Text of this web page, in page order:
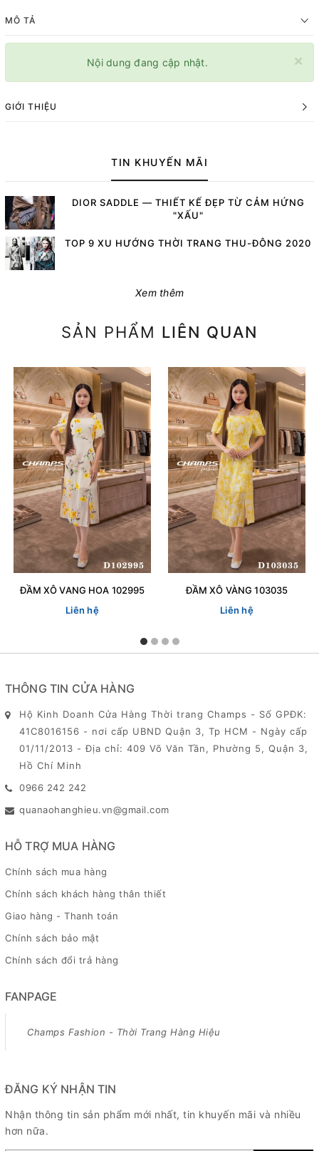
MÔ TẢ
×
Nội dung đang cập nhật.
GIỚI THIỆU
TIN KHUYẾN MÃI
DIOR SADDLE — THIẾT KẾ ĐẸP TỪ CẢM HỨNG
"XẤU"
TOP 9 XU HƯỚNG THỜI TRANG THU-ĐÔNG 2020
Xem thêm
SẢN PHẨM LIÊN QUAN
ĐẦM XÔ VANG HOA 102995
Liên hệ
ĐẦM XÔ VÀNG 103035
Liên hệ
THÔNG TIN CỬA HÀNG
Hộ Kinh Doanh Cửa Hàng Thời trang Champs - Số GPĐK:
41C8016156 - nơi cấp UBND Quận 3, Tp HCM - Ngày cấp
01/11/2013 - Địa chỉ: 409 Võ Văn Tần, Phường 5, Quận 3,
Hồ Chí Minh
0966 242 242
quanaohanghieu.vn@gmail.com
HỖ TRỢ MUA HÀNG
Chính sách mua hàng
Chính sách khách hàng thân thiết
Giao hàng - Thanh toán
Chính sách bảo mật
Chính sách đổi trả hàng
FANPAGE
Champs Fashion - Thời Trang Hàng Hiệu
ĐĂNG KÝ NHẬN TIN
Nhận thông tin sản phẩm mới nhất, tin khuyến mãi và nhiều
hơn nữa.